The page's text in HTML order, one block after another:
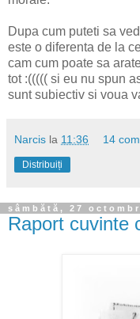
Dupa cum puteti sa
este o diferenta de la
cam cum poate sa
tot :((((( si eu nu spun
sunt subiectiv si voua
Narcis la 11:36 14
Distribuiți
sâmbătă, 27
Raport cuvinte